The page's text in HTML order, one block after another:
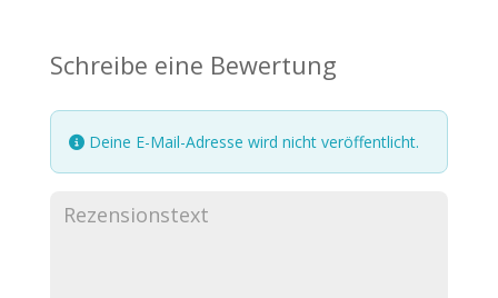
Schreibe eine Bewertung
Deine E-Mail-Adresse wird nicht veröffentlicht.